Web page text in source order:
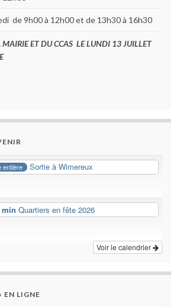
de 9h00 à 12h00 et de 13h30 à 16h30
MAIRIE ET DU CCAS LE LUNDI 13 JUILLET
entière Sortie à Wimereux
min Quartiers en fête 2026
Voir le calendrier
EN LIGNE